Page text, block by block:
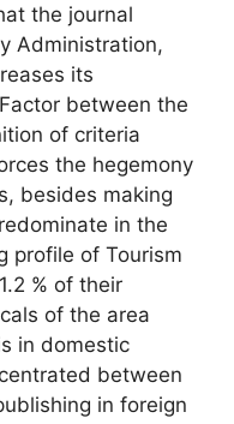
the journal
Administration,
its
between the
of criteria
the hegemony
besides making
in the
profile of Tourism
% of their
of the area
in domestic
between
in foreign